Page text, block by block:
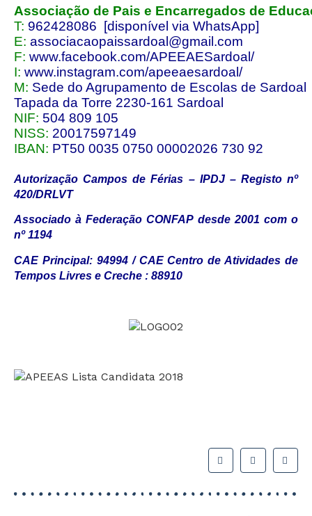
Associação de Pais e Encarregados de
T: 962428086 [disponível via WhatsApp]
E: associacaopaissardoal@gmail.com
F: www.facebook.com/APEEAESardoal/
I: www.instagram.com/apeeaesardoal/
M: Sede do Agrupamento de Escolas de Sardoal
Tapada da Torre 2230-161 Sardoal
NIF: 504 809 105
NISS: 20017597149
IBAN: PT50 0035 0750 00002026 730 92
Autorização Campos de Férias – IPDJ – Registo nº
420/DRLVT
Associado à Federação CONFAP desde 2001 com o
nº 1194
CAE Principal: 94994 / CAE Centro de Atividades de
Tempos Livres e Creche : 88910